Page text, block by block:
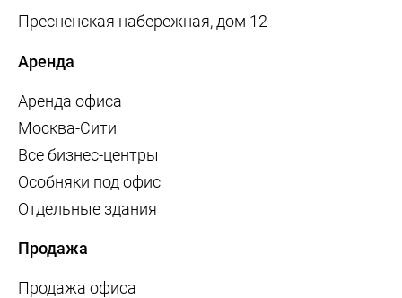
Пресненская набережная, дом 12
Аренда
Аренда офиса
Москва-Сити
Все бизнес-центры
Особняки под офис
Отдельные здания
Продажа
Продажа офиса